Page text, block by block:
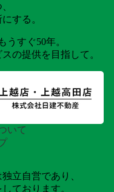
する。
うすぐ50年。
の提供を目指して。
いて
立自営であり、
ております。